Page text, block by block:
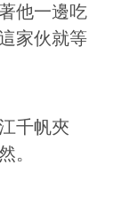
他一邊吃
家伙就等
千帆夾
。